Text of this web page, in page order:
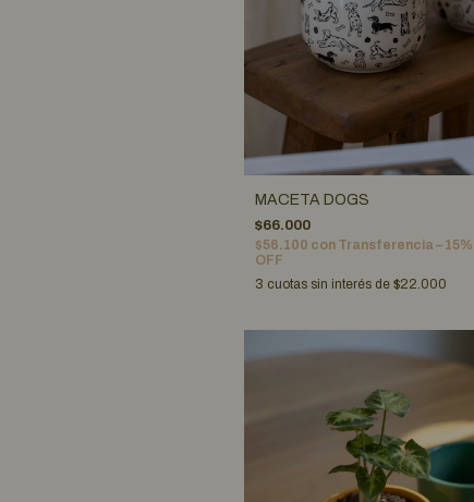
MACETA DOGS
$66.000
$56.100 con Transferencia – 15%
OFF
3 cuotas sin interés de $22.000